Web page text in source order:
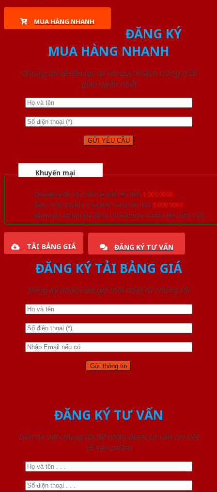
MUA HÀNG NHANH
ĐĂNG KÝ
MUA HÀNG NHANH
Chúng tôi sẽ liên lạc lại với quý khách trong thời
gian ngắn nhất
Khuyến mại
Quà tặng đồ nội thất trang trí lên đến 1.000.000đ
Giảm trực tiếp khi mua đơn hàng lớn hơn 3.000.000đ
Nhiều ưu đãi lớn khi đăng ký tài khoản thành viên thân thiết
TẢI BẢNG GIÁ ĐĂNG KÝ TƯ VẤN
ĐĂNG KÝ TẢI BẢNG GIÁ
Đăng ký nhận báo giá mới nhất từ chúng tôi
ĐĂNG KÝ TƯ VẤN
Liên hệ với chúng tôi để nhận được tư vấn chi tiết
về sản phẩm